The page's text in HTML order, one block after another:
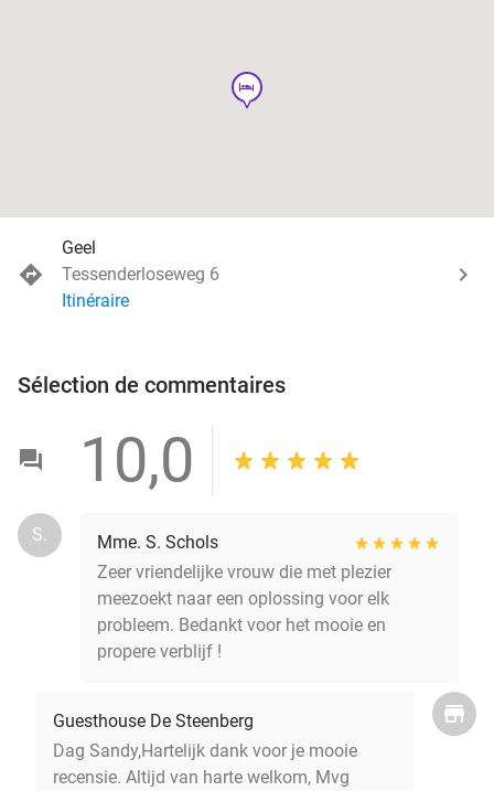
hotel
Geel
Tessenderloseweg 6
Itinéraire
Sélection de commentaires
10,0
S.
Mme. S. Schols
Zeer vriendelijke vrouw die met plezier
meezoekt naar een oplossing voor elk
probleem. Bedankt voor het mooie en
propere verblijf !
Guesthouse De Steenberg
Dag Sandy,Hartelijk dank voor je mooie
recensie. Altijd van harte welkom, Mvg